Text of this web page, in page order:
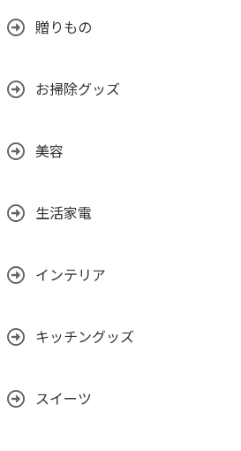
贈りもの
お掃除グッズ
美容
生活家電
インテリア
キッチングッズ
スイーツ